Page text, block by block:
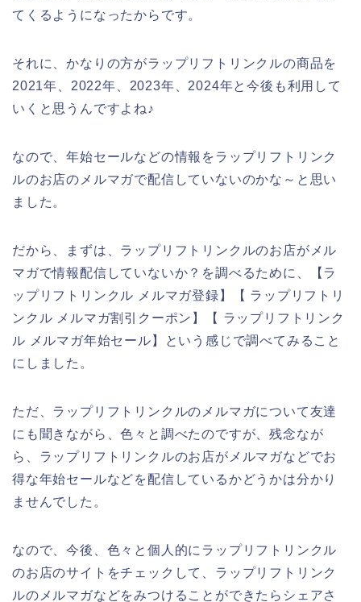
てくるようになったからです。
それに、かなりの方がラップリフトリンクルの商品を
2021年、2022年、2023年、2024年と今後も利用して
いくと思うんですよね♪
なので、年始セールなどの情報をラップリフトリンク
ルのお店のメルマガで配信していないのかな～と思い
ました。
だから、まずは、ラップリフトリンクルのお店がメル
マガで情報配信していないか？を調べるために、【ラ
ップリフトリンクル メルマガ登録】【 ラップリフトリ
ンクル メルマガ割引クーポン】【 ラップリフトリンク
ル メルマガ年始セール】という感じで調べてみること
にしました。
ただ、ラップリフトリンクルのメルマガについて友達
にも聞きながら、色々と調べたのですが、残念なが
ら、ラップリフトリンクルのお店がメルマガなどでお
得な年始セールなどを配信しているかどうかは分かり
ませんでした。
なので、今後、色々と個人的にラップリフトリンクル
のお店のサイトをチェックして、ラップリフトリンク
ルのメルマガなどをみつけることができたらシェアさ